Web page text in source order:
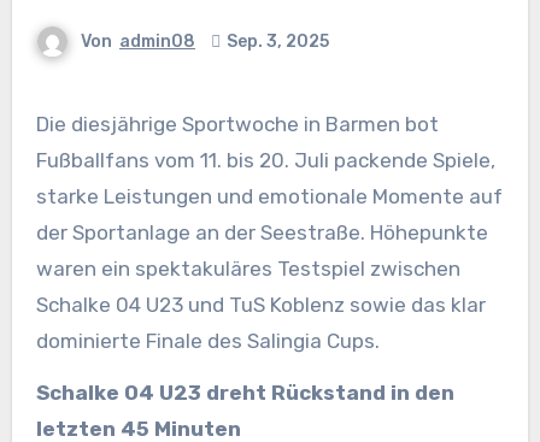
Von admin08 Sep. 3, 2025
Die diesjährige Sportwoche in Barmen bot
Fußballfans vom 11. bis 20. Juli packende Spiele,
starke Leistungen und emotionale Momente auf
der Sportanlage an der Seestraße. Höhepunkte
waren ein spektakuläres Testspiel zwischen
Schalke 04 U23 und TuS Koblenz sowie das klar
dominierte Finale des Salingia Cups.
Schalke 04 U23 dreht Rückstand in den
letzten 45 Minuten